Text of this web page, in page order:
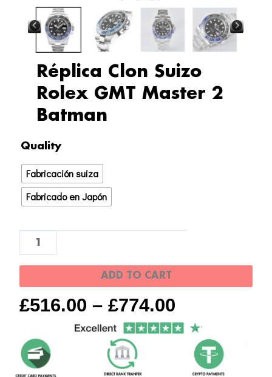
Réplica Clon Suizo
Rolex GMT Master 2
Batman
£516.00 – £774.00
Quality
Fabricación suiza
Fabricado en Japón
Réplica
Suizo
Rolex
GMT
Master
Batman
ADD TO CART